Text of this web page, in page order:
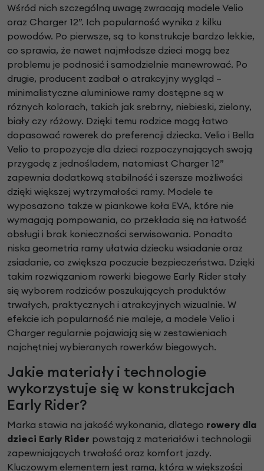
Wśród nich szczególną uwagę zwracają modele Velio
oraz Charger 12”. Ich popularność wynika z kilku
powodów. Po pierwsze, są to konstrukcje bardzo lekkie,
co sprawia, że nawet najmłodsze dzieci mogą bez
problemu je podnosić i samodzielnie manewrować. Po
drugie, producent zadbał o atrakcyjny wygląd –
minimalistyczne aluminiowe ramy dostępne są w
różnych kolorach, takich jak srebrny, niebieski, zielony,
biały czy różowy. Dzięki temu rodzice mogą łatwo
dopasować rowerek do preferencji dziecka. Velio i Bella
Velio to propozycje dla dzieci rozpoczynających swoją
przygodę z jednośladem, natomiast Charger 12”
zapewnia dodatkową stabilność i szersze możliwości
dzięki większej wytrzymałości ramy. Modele te
wyposażono także w piankowe koła EVA, które nie
wymagają pompowania, co przekłada się na łatwość
obsługi i brak konieczności serwisowania. Ponadto
niska geometria ramy ułatwia dziecku wsiadanie oraz
zsiadanie, co zwiększa poczucie bezpieczeństwa. Dzięki
takim rozwiązaniom rowerki biegowe Early Rider stały
się wyborem rodziców poszukujących produktów
trwałych, praktycznych i atrakcyjnych wizualnie. W
efekcie ich popularność nie maleje, a modele Velio i
Charger regularnie pojawiają się w zestawieniach
najchętniej wybieranych rowerków biegowych.
Jakie materiały i technologie
wykorzystuje się w konstrukcjach
Early Rider?
Marka stawia na jakość wykonania, dlatego rowery dla
dzieci Early Rider powstają z materiałów i technologii
zapewniających trwałość oraz komfort jazdy.
Kluczowym elementem jest rama, która w większości